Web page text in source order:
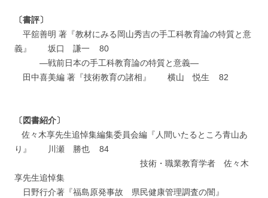
〔書評〕
平舘善明 著『教材にみる岡山秀吉の手工科教育論の特質と意
義』 坂口 謙一 80
―戦前日本の手工科教育論の特質と意義―
田中喜美編 著『技術教育の諸相』 横山 悦生 82
〔図書紹介〕
佐々木享先生追悼集編集委員会編『人間いたるところ青山あ
り』 川瀬 勝也 84
技術・職業教育学者 佐々木
享先生追悼集
日野行介著『福島原発事故 県民健康管理調査の闇』